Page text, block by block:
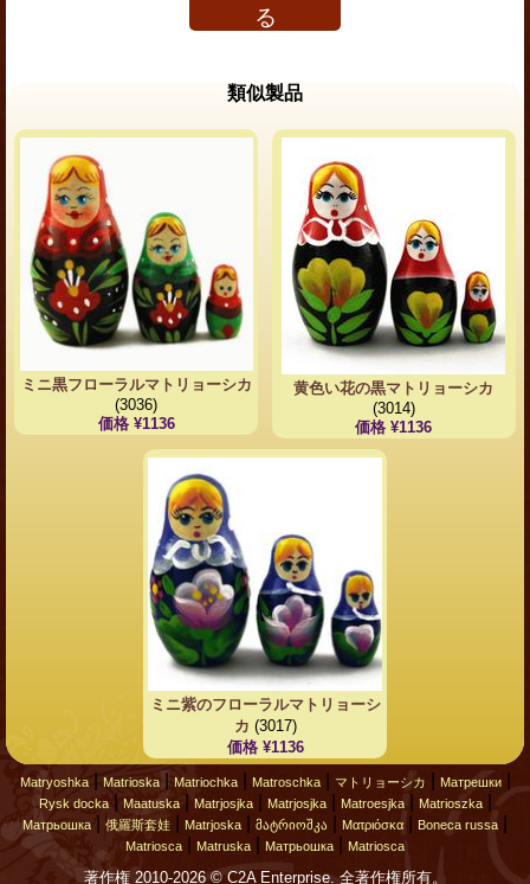
る
類似製品
ミニ黒フローラルマトリョーシカ
(3036)
価格 ¥1136
黄色い花の黒マトリョーシカ
(3014)
価格 ¥1136
ミニ紫のフローラルマトリョーシ
カ (3017)
価格 ¥1136
Matryoshka| Matrioska| Matriochka| Matroschka| マトリョーシカ Матрешки|
Rysk docka| Maatuska| Matrjosjka| Matrjosjka| Matroesjka| Matrioszka|
Матрьошка 俄羅斯套娃 Matrjoska მატრიოშკა Ματριόσκα Boneca russa
Matriosca Matruska Матрьошка Matriosca
著作権 2010-2026 © C2A Enterprise. 全著作権所有。